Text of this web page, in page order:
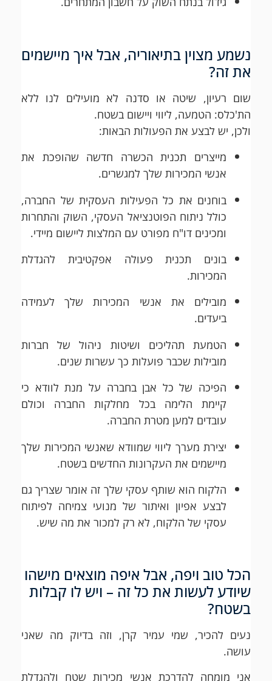
נשמע מצוין בתיאוריה, אבל איך מיישמים
את זה?
שום רעיון, שיטה או סדנה לא מועילים לנו ללא
הת'כלס: הטמעה, ליווי ויישום בשטח.
ולכן, יש לבצע את הפעולות הבאות:
מייצרים תכנית הכשרה חדשה שהופכת את
אנשי המכירות שלך למגשרים.
בוחנים את כל הפעילות העסקית של החברה,
כולל ניתוח הפוטנציאל העסקי, השוק והתחרות
ומכינים דו"ח מפורט עם המלצות ליישום מיידי.
בונים תכנית פעולה אפקטיבית להגדלת
המכירות.
מובילים את אנשי המכירות שלך לעמידה
ביעדים.
הטמעת תהליכים ושיטות ניהול של חברות
מובילות שכבר פועלות כך עשרות שנים.
הפיכה של כל אבן בחברה על מנת לוודא כי
קיימת הלימה בכל מחלקות החברה וכולם
עובדים למען מטרת החברה.
יצירת מערך ליווי שמוודא שאנשי המכירות שלך
מיישמים את העקרונות החדשים בשטח.
הלקוח הוא שותף עסקי שלך זה אומר שצריך גם
לבצע אפיון ואיתור של מנועי צמיחה לפיתוח
עסקי של הלקוח, לא רק למכור את מה שיש.
הכל טוב ויפה, אבל איפה מוצאים מישהו
שיודע לעשות את כל זה – ויש לו קבלות
בשטח?
נעים להכיר, שמי עמיר קרן, וזה בדיוק מה שאני
עושה.
אני מומחה להדרכת אנשי מכירות שטח ולהגדלת